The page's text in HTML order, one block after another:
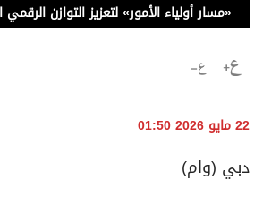
«مسار أولياء الأمور» لتعزيز التوازن
22 مايو 2026 01:50
دبي (وام)